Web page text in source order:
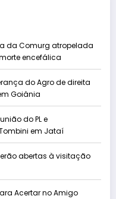
da Comurg atropelada
encefálica
do Agro de direita
Goiânia
do PL e
em Jataí
abertas à visitação
Acertar no Amigo